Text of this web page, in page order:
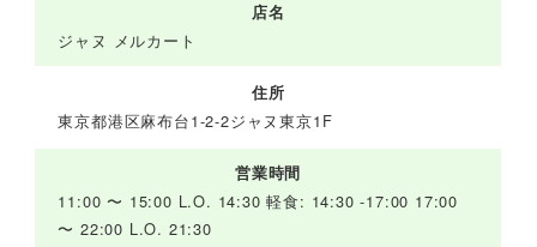
店名
ジャヌ メルカート
住所
東京都港区麻布台1-2-2ジャヌ東京1F
営業時間
11:00 〜 15:00 L.O. 14:30 軽食: 14:30 -17:00 17:00
〜 22:00 L.O. 21:30